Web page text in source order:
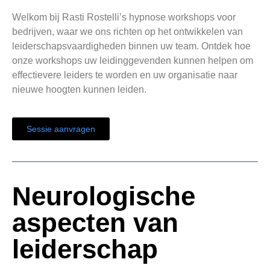
Welkom bij Rasti Rostelli’s hypnose workshops voor
bedrijven, waar we ons richten op het ontwikkelen van
leiderschapsvaardigheden binnen uw team. Ontdek hoe
onze workshops uw leidinggevenden kunnen helpen om
effectievere leiders te worden en uw organisatie naar
nieuwe hoogten kunnen leiden.
Sessie aanvragen
Neurologische
aspecten van
leiderschap